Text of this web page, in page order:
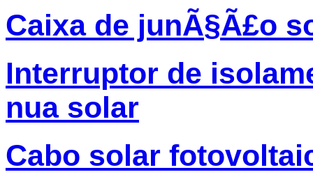
Caixa de junÃ§Ã£o
Interruptor de
nua solar
Cabo solar